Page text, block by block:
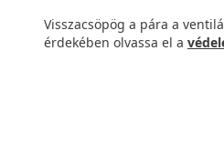
Visszacsöpög a pára a
érdekében olvassa el a